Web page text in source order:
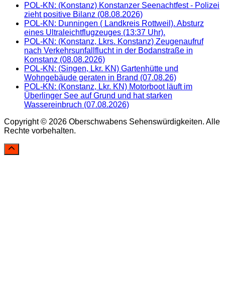
POL-KN: (Konstanz) Konstanzer Seenachtfest - Polizei
zieht positive Bilanz (08.08.2026)
POL-KN: Dunningen ( Landkreis Rottweil). Absturz
eines Ultraleichtflugzeuges (13:37 Uhr).
POL-KN: (Konstanz, Lkrs. Konstanz) Zeugenaufruf
nach Verkehrsunfallflucht in der Bodanstraße in
Konstanz (08.08.2026)
POL-KN: (Singen, Lkr. KN) Gartenhütte und
Wohngebäude geraten in Brand (07.08.26)
POL-KN: (Konstanz, Lkr. KN) Motorboot läuft im
Überlinger See auf Grund und hat starken
Wassereinbruch (07.08.2026)
Copyright © 2026 Oberschwabens Sehenswürdigkeiten. Alle
Rechte vorbehalten.